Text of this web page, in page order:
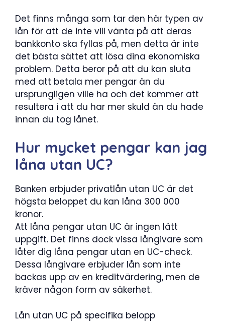
Det finns många som tar den här typen av
lån för att de inte vill vänta på att deras
bankkonto ska fyllas på, men detta är inte
det bästa sättet att lösa dina ekonomiska
problem. Detta beror på att du kan sluta
med att betala mer pengar än du
ursprungligen ville ha och det kommer att
resultera i att du har mer skuld än du hade
innan du tog lånet.
Hur mycket pengar kan jag
låna utan UC?
Banken erbjuder privatlån utan UC är det
högsta beloppet du kan låna 300 000
kronor.
Att låna pengar utan UC är ingen lätt
uppgift. Det finns dock vissa långivare som
låter dig låna pengar utan en UC-check.
Dessa långivare erbjuder lån som inte
backas upp av en kreditvärdering, men de
kräver någon form av säkerhet.
Lån utan UC på specifika belopp